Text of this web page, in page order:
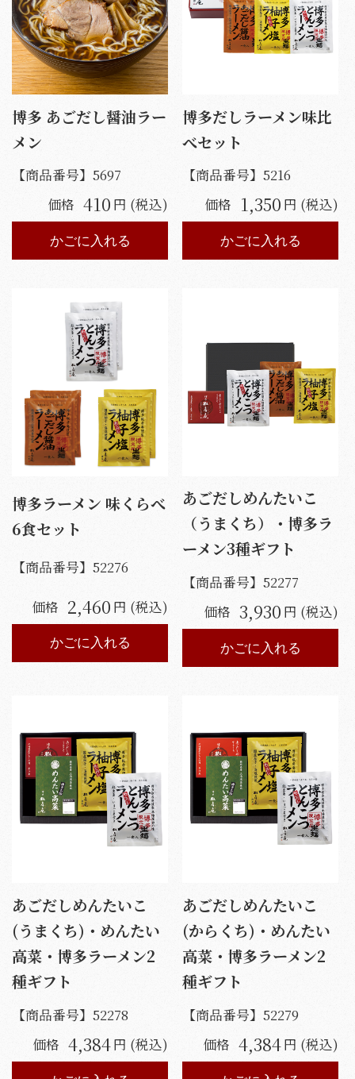
博多 あごだし醤油ラー
メン
【商品番号】 5697
価格 410 円 (税込)
かごに入れる
博多だしラーメン味比
べセット
【商品番号】5216
価格 1,350 円 (税込)
かごに入れる
博多ラーメン 味くらべ
6食セット
【商品番号】 52276
価格 2,460 円 (税込)
かごに入れる
あごだしめんたいこ
（うまくち）・博多ラ
ーメン3種ギフト
【商品番号】52277
価格 3,930 円 (税込)
かごに入れる
あごだしめんたいこ
(うまくち)・めんたい
高菜・博多ラーメン2
種ギフト
【商品番号】 52278
価格 4,384円 (税込)
あごだしめんたいこ
(からくち)・めんたい
高菜・博多ラーメン2
種ギフト
【商品番号】52279
価格 4,384円 (税込)